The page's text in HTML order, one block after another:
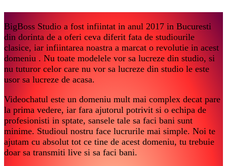
BigBoss Studio a fost infiintat in anul 2017 in Bucuresti
din dorinta de a oferi ceva diferit fata de studiourile
clasice, iar infiintarea noastra a marcat o revolutie in acest
domeniu . Nu toate modelele vor sa lucreze din studio, si
nu tuturor celor care nu vor sa lucreze din studio le este
usor sa lucreze de acasa.
Videochatul este un domeniu mult mai complex decat pare
la prima vedere, iar fara ajutorul potrivit si o echipa de
profesionisti in sptate, sansele tale sa faci bani sunt
minime. Studioul nostru face lucrurile mai simple. Noi te
ajutam cu absolut tot ce tine de acest domeniu, tu trebuie
doar sa transmiti live si sa faci bani.